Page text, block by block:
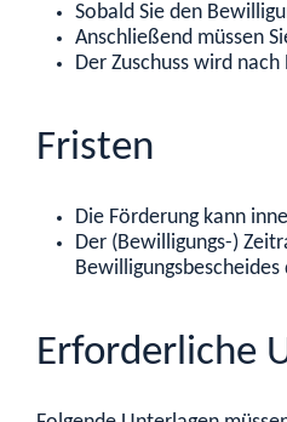
Sobald Sie den
Anschließend müssen
Der Zuschuss wird
Fristen
Die Förderung kann
Der (Bewilligungs-)
Bewilligungsbescheides
Erforderliche